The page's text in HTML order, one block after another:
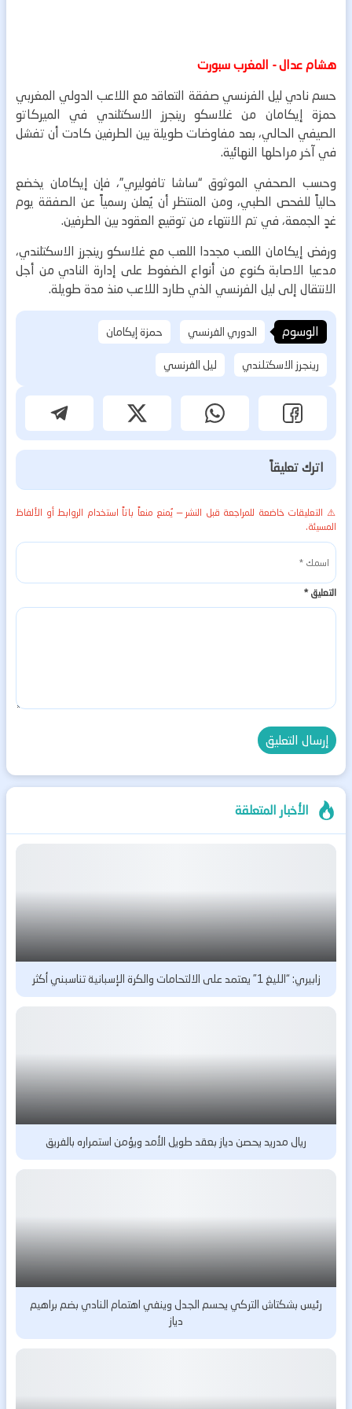
هشام عدال - المغرب سبورت
حسم نادي ليل الفرنسي صفقة التعاقد مع اللاعب الدولي المغربي
حمزة إيكامان من غلاسكو رينجرز الاسكتلندي في الميركاتو
الصيفي الحالي، بعد مفاوضات طويلة بين الطرفين كادت أن تفشل
في آخر مراحلها النهائية.
وحسب الصحفي الموثوق “ساشا تافوليري”، فإن إيكامان يخضع
حالياً للفحص الطبي، ومن المنتظر أن يُعلن رسمياً عن الصفقة يوم
غدٍ الجمعة، في تم الانتهاء من توقيع العقود بين الطرفين.
ورفض إيكامان اللعب مجددا اللعب مع غلاسكو رينجرز الاسكتلندي،
مدعيا الاصابة كنوع من أنواع الضغوط على إدارة النادي من أجل
الانتقال إلى ليل الفرنسي الذي طارد اللاعب منذ مدة طويلة.
الوسوم الدوري الفرنسي
حمزة إيكامان
رينجرز الاسكتلندي
ليل الفرنسي
اترك تعليقاً
⚠️ التعليقات خاضعة للمراجعة قبل النشر — يُمنع منعاً باتاً استخدام الروابط أو الألفاظ
المسيئة.
التعليق*
الأخبار المتعلقة
زابيري: “الليغ 1” يعتمد على الالتحامات والكرة الإسبانية تناسبني أكثر
ريال مدريد يحصن دياز بعقد طويل الأمد ويؤمن استمراره بالفريق
رئيس بشكتاش التركي يحسم الجدل وينفي اهتمام النادي بضم براهيم
دياز